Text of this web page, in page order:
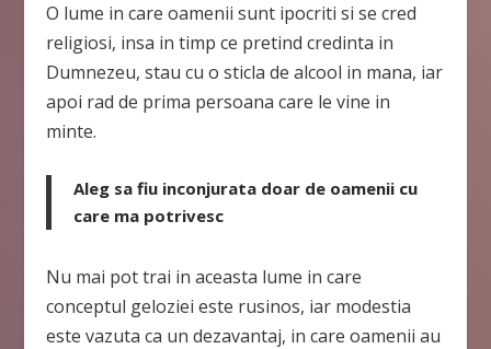
O lume in care oamenii sunt ipocriti si se cred
religiosi, insa in timp ce pretind credinta in
Dumnezeu, stau cu o sticla de alcool in mana, iar
apoi rad de prima persoana care le vine in
minte.
Aleg sa fiu inconjurata doar de oamenii cu
care ma potrivesc
Nu mai pot trai in aceasta lume in care
conceptul geloziei este rusinos, iar modestia
este vazuta ca un dezavantaj, in care oamenii au